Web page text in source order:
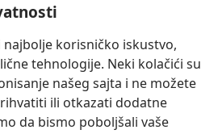
korisničko iskustvo,
tehnologije. Neki kolačići su
našeg sajta i ne možete
ili otkazati dodatne
da bismo poboljšali vaše
Watchtower